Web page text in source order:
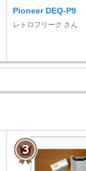
Pioneer DEQ-P9
レトロフリーク さん